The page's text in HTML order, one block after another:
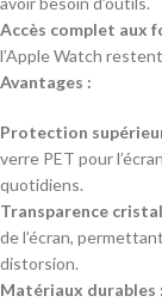
Accès complet aux
l’Apple Watch
Avantages :
Protection
verre PET pour
quotidiens.
Transparence
de l’écran,
distorsion.
Matériaux durables :